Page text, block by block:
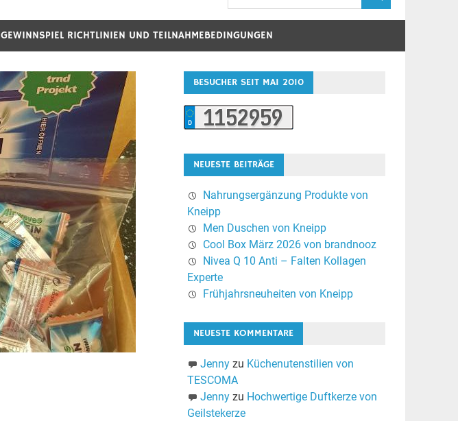
GEWINNSPIEL RICHTLINIEN UND TEILNAHMEBEDINGUNGEN
BESUCHER SEIT MAI 2010
NEUESTE BEITRÄGE
Nahrungsergänzung Produkte von
Kneipp
Men Duschen von Kneipp
Cool Box März 2026 von brandnooz
Nivea Q 10 Anti – Falten Kollagen
Experte
Frühjahrsneuheiten von Kneipp
NEUESTE KOMMENTARE
Jennyzu Küchenutenstilien von
TESCOMA
Jennyzu Hochwertige Duftkerze von
Geilstekerze